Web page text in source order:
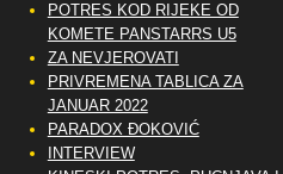
POTRES KOD RIJEKE OD
KOMETE PANSTARRS U5
ZA NEVJEROVATI
PRIVREMENA TABLICA ZA
JANUAR 2022
PARADOX ĐOKOVIĆ
INTERVIEW